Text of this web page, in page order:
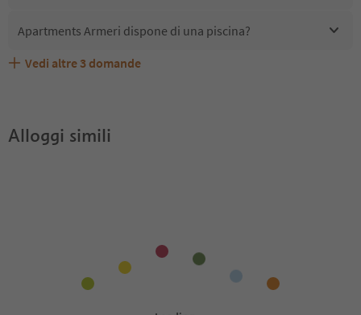
Apartments Armeri dispone di una piscina?
Apartments Armeri accetta animali domestici?
Quali servizi/attività sono disponibili presso Apartments
Gli ospiti di Apartments Armeri ricevono l'Alto Adige
Vedi altre 3 domande
Alloggi simili